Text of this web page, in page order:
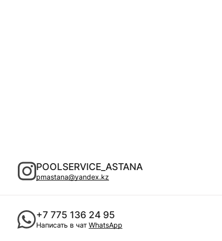
POOLSERVICE_ASTANA
pmastana@yandex.kz
+7 775 136 24 95
Написать в чат WhatsApp